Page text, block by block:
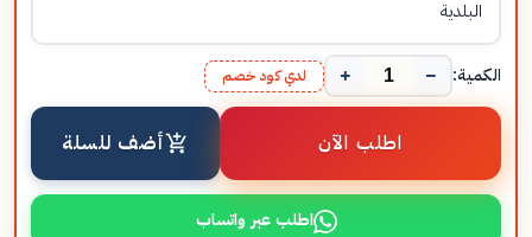
الكمية: −
+ لدي كود خصم
اطلب الآن أضف للسلة
اطلب عبر واتساب